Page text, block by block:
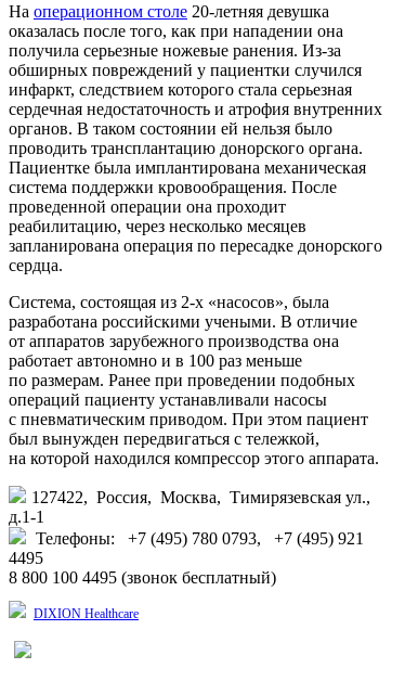
На операционном столе 20-летняя девушка
оказалась после того, как при нападении она
получила серьезные ножевые ранения. Из-за
обширных повреждений у пациентки случился
инфаркт, следствием которого стала серьезная
сердечная недостаточность и атрофия внутренних
органов. В таком состоянии ей нельзя было
проводить трансплантацию донорского органа.
Пациентке была имплантирована механическая
система поддержки кровообращения. После
проведенной операции она проходит
реабилитацию, через несколько месяцев
запланирована операция по пересадке донорского
сердца.
Система, состоящая из 2-х «насосов», была
разработана российскими учеными. В отличие
от аппаратов зарубежного производства она
работает автономно и в 100 раз меньше
по размерам. Ранее при проведении подобных
операций пациенту устанавливали насосы
с пневматическим приводом. При этом пациент
был вынужден передвигаться с тележкой,
на которой находился компрессор этого аппарата.
127422, Россия, Москва, Тимирязевская ул.,
д.1-1
Телефоны: +7 (495) 780 0793, +7 (495) 921
4495
8 800 100 4495 (звонок бесплатный)
DIXION Healthcare